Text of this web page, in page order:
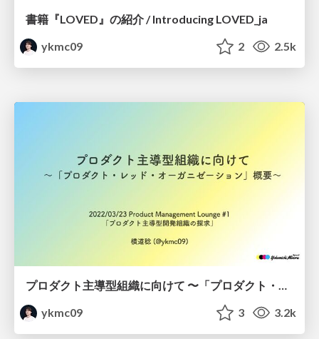
書籍『LOVED』の紹介 / Introducing LOVED_ja
ykmc09
2 2.5k
ykmc09
3 3.2k